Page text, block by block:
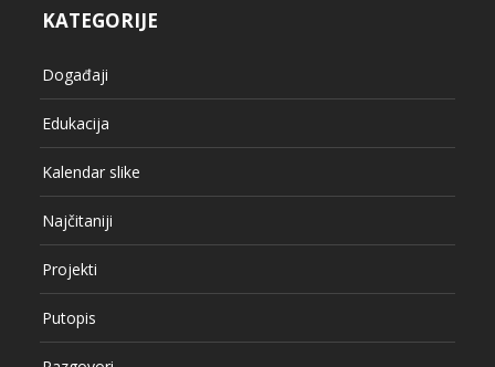
KATEGORIJE
Događaji
Edukacija
Kalendar slike
Najčitaniji
Projekti
Putopis